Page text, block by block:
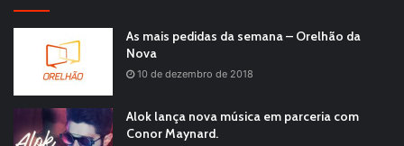
As mais pedidas da semana – Orelhão da
Nova
10 de dezembro de 2018
Alok lança nova música em parceria com
Conor Maynard.